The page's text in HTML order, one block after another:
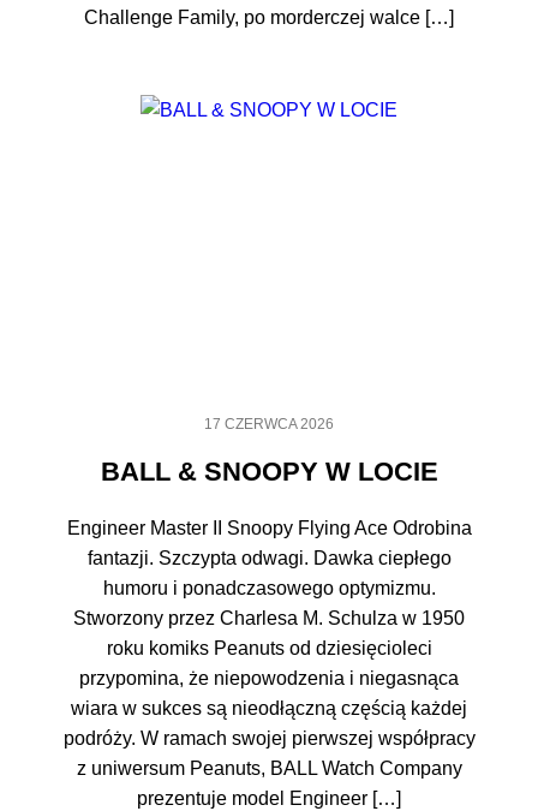
Challenge Family, po morderczej walce […]
17 CZERWCA 2026
BALL & SNOOPY W LOCIE
Engineer Master II Snoopy Flying Ace Odrobina
fantazji. Szczypta odwagi. Dawka ciepłego
humoru i ponadczasowego optymizmu.
Stworzony przez Charlesa M. Schulza w 1950
roku komiks Peanuts od dziesięcioleci
przypomina, że niepowodzenia i niegasnąca
wiara w sukces są nieodłączną częścią każdej
podróży. W ramach swojej pierwszej współpracy
z uniwersum Peanuts, BALL Watch Company
prezentuje model Engineer […]